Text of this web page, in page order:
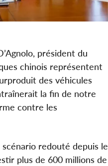
président du
chinois représentent
des véhicules
la fin de notre
contre les
redouté depuis le
plus de 600 millions de